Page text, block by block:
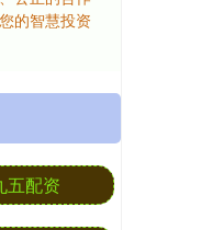
的智慧投资
五配资